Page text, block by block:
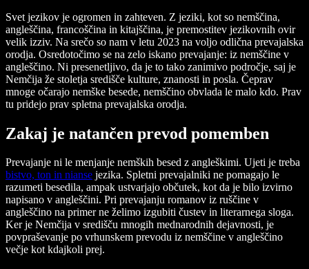
Svet jezikov je ogromen in zahteven. Z jeziki, kot so nemščina,
angleščina, francoščina in kitajščina, je premostitev jezikovnih ovir
velik izziv. Na srečo so nam v letu 2023 na voljo odlična prevajalska
orodja. Osredotočimo se na zelo iskano prevajanje: iz nemščine v
angleščino. Ni presenetljivo, da je to tako zanimivo področje, saj je
Nemčija že stoletja središče kulture, znanosti in posla. Čeprav
mnoge očarajo nemške besede, nemščino obvlada le malo kdo. Prav
tu pridejo prav spletna prevajalska orodja.
Zakaj je natančen prevod pomemben
Prevajanje ni le menjanje nemških besed z angleškimi. Ujeti je treba
bistvo, ton in nianse jezika. Spletni prevajalniki ne pomagajo le
razumeti besedila, ampak ustvarjajo občutek, kot da je bilo izvirno
napisano v angleščini. Pri prevajanju romanov iz ruščine v
angleščino na primer ne želimo izgubiti čustev in literarnega sloga.
Ker je Nemčija v središču mnogih mednarodnih dejavnosti, je
povpraševanje po vrhunskem prevodu iz nemščine v angleščino
večje kot kdajkoli prej.